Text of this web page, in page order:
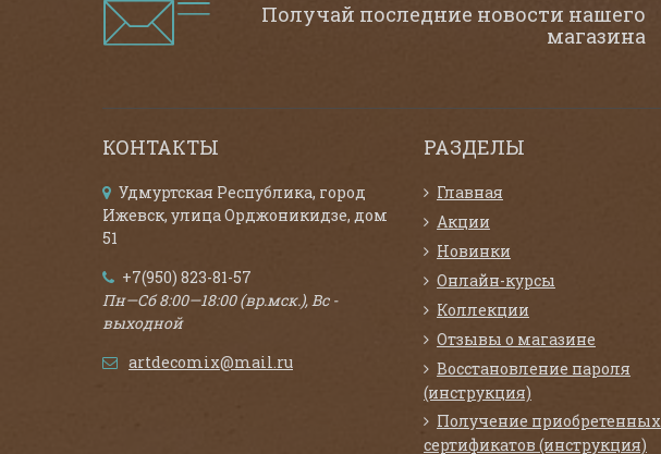
Получай последние новости нашего
магазина
КОНТАКТЫ
Удмуртская Республика, город
Ижевск, улица Орджоникидзе, дом
51
+7(950) 823-81-57
Пн—Сб 8:00—18:00 (вр.мск.), Вс -
выходной
artdecomix@mail.ru
РАЗДЕЛЫ
Главная
Акции
Новинки
Онлайн-курсы
Коллекции
Отзывы о магазине
Восстановление пароля
(инструкция)
Получение приобретенных
сертификатов (инструкция)